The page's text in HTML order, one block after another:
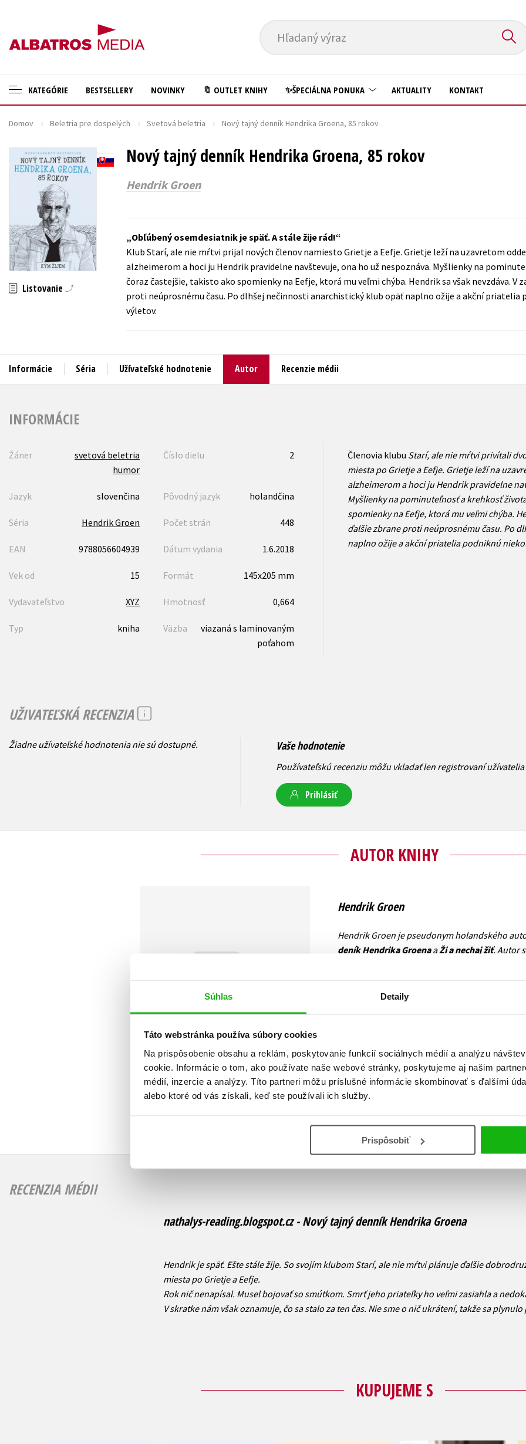
Súhlas Detaily
Táto webstránka používa súbory cookies
Na prispôsobenie obsahu a reklám, poskytovanie funkcií sociálnych médií a analýzu
cookie. Informácie o tom, ako používate naše webové stránky, poskytujeme aj našim
médií, inzercie a analýzy. Títo partneri môžu príslušné informácie skombinovať s ďalšími
alebo ktoré od vás získali, keď ste používali ich služby.
Prispôsobiť
Hľadaný výraz
KATEGÓRIE
🛍️ Darčekové poukazy
✍️Knihy s podpisom
🎁 Limitované balíčky
🔥 Výhodné predpredaje
🏷️ Zlacnené knihy
⚔️ Zaklínač na CD
🔖Outlet knihy
Auto - moto
Cestovanie
Darčekové publikácie
Doplnkový sortiment
Ezoterika a duchovný svet
História a military
Humanitné a spoločenské vedy
Kalendáre, diáre
Krížovky
Ostatné
Počítače
Poézia
Populárno - náučné pre deti
Učebnice
Výchova a pedagogika
Young adult
Zdravie a životný štýl
BESTSELLERY NOVINKY 🔖 OUTLET KNIHY ✨ŠPECIÁLNA PONUKA AKTUALITY KONTAKT
Domov Beletria pre dospelých Svetová beletria Nový tajný denník Hendrika Groena, 85 rokov
Nový tajný denník Hendrika Groena, 85 rokov
Hendrik Groen
Listovanie
Obľúbený osemdesiatnik je späť. A stále žije rád!
Klub Starí, ale nie mŕtvi prijal nových členov namiesto Grietje a Eefje. Grietje leží na uzavretom
alzheimerom a hoci ju Hendrik pravidelne navštevuje, ona ho už nespoznáva. Myšlienky na
čoraz častejšie, takisto ako spomienky na Eefje, ktorá mu veľmi chýba. Hendrik sa však nevzdáva. V
proti neúprosnému času. Po dlhšej nečinnosti anarchistický klub opäť naplno ožije a akční priatelia
výletov.
Informácie Séria Užívateľské hodnotenie Autor Recenzie médii
INFORMÁCIE
Žáner
svetová beletria
humor
Číslo dielu 2
Jazyk slovenčina Pôvodný jazyk holandčina
Séria Hendrik Groen Počet strán 448
EAN 9788056604939 Dátum vydania 1.6.2018
Vek od 15 Formát 145x205 mm
Vydavateľstvo XYZ Hmotnosť 0,664
Typ kniha Väzba
viazaná s laminovaným
poťahom
Členovia klubu Starí, ale nie mŕtviprivítali
miesta po Grietje a Eefje. Grietje leží na
alzheimerom a hoci ju Hendrik pravidelne
Myšlienky na pominuteľnosť a krehkosť
spomienky na Eefje, ktorá mu veľmi chýba.
ďalšie zbrane proti neúprosnému času. Po
naplno ožije a akční priatelia podniknú
UŽIVATEĽSKÁ RECENZIA
Žiadne užívateľské hodnotenia nie sú dostupné. Vaše hodnotenie
Používateľskú recenziu môžu vkladať len registrovaní užívatelia
Prihlásiť
AUTOR KNIHY
Hendrik Groen
Hendrik Groen je pseudonym holandského
deník Hendrika GroenaaŽi a nechaj žiť. Autor
predajností v Holandsku aj po celom svete.
RECENZIA MÉDII
nathalys-reading.blogspot.cz - Nový tajný denník Hendrika Groena
Hendrik je späť. Ešte stále žije. So svojím klubom Starí, ale nie mŕtvi plánuje ďalšie
miesta po Grietje a Eefje.
Rok nič nenapísal. Musel bojovať so smútkom. Smrť jeho priateľky ho veľmi zasiahla a
KUPUJEME S